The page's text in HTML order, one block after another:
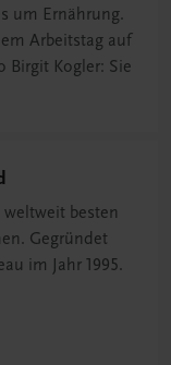
um Ernährung.
Arbeitstag auf
Birgit Kogler: Sie
besten
Gegründet
im Jahr 1995.